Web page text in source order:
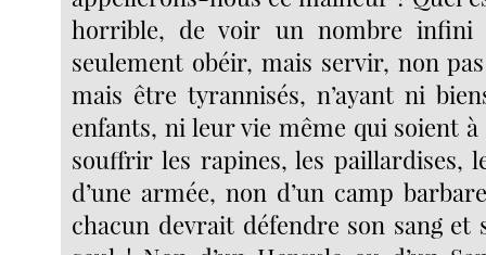
horrible, de voir un nombre infini
seulement obéir, mais servir, non
mais être tyrannisés, n’ayant ni
enfants, ni leur vie même qui soient à
souffrir les rapines, les paillardises,
d’une armée, non d’un camp
chacun devrait défendre son sang et